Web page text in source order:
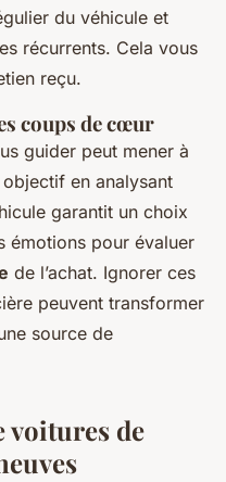
du véhicule et
récurrents. Cela vous
reçu.
coups de cœur
guider peut mener à
en analysant
garantit un choix
émotions pour évaluer
de l’achat. Ignorer ces
peuvent transformer
source de
voitures de